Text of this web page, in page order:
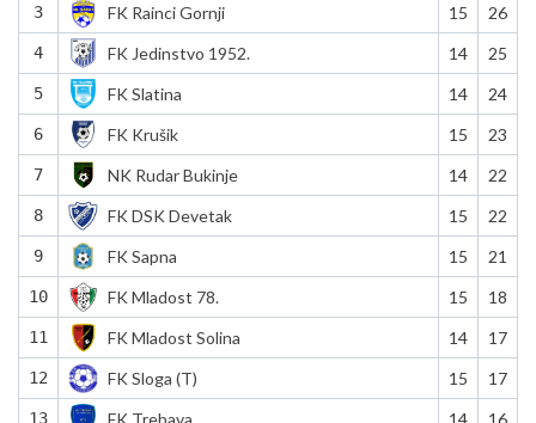
3 FK Rainci Gornji 15 26
4 FK Jedinstvo 1952. 14 25
5 FK Slatina 14 24
6 FK Krušik 15 23
7 NK Rudar Bukinje 14 22
8 FK DSK Devetak 15 22
9 FK Sapna 15 21
10 FK Mladost 78. 15 18
11 FK Mladost Solina 14 17
12 FK Sloga (T) 15 17
13 FK Trebava 14 16